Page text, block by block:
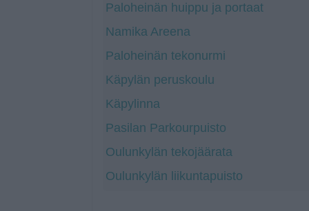
Paloheinän huippu ja portaat
Namika Areena
Paloheinän tekonurmi
Käpylän peruskoulu
Käpylinna
Pasilan Parkourpuisto
Oulunkylän tekojäärata
Oulunkylän liikuntapuisto